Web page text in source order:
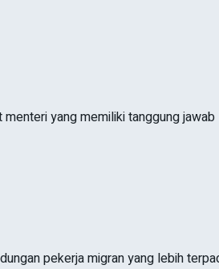
yang memiliki tanggung
pekerja migran yang lebih